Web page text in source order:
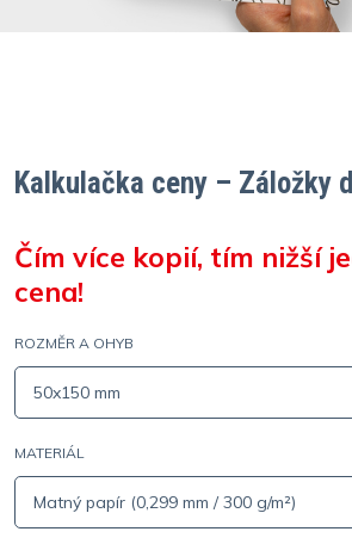
Kalkulačka ceny – Záložky
Čím více kopií, tím nižší
cena!
ROZMĚR A OHYB
50x150 mm
MATERIÁL
Matný papír (0,299 mm / 300 g/m²)